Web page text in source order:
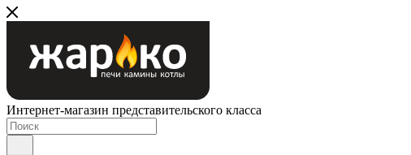
Интернет-магазин представительского класса